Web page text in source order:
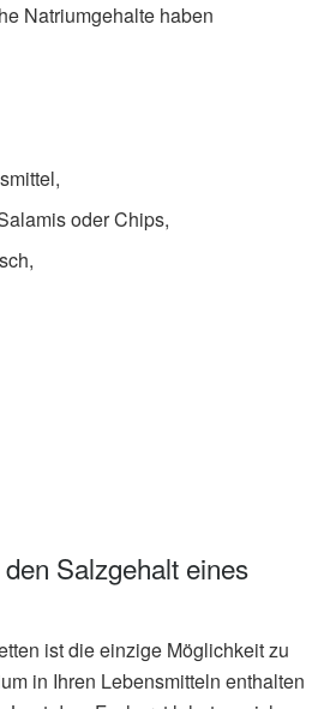
Natriumgehalte haben
oder Chips,
Salzgehalt eines
ist die einzige Möglichkeit zu
in Ihren Lebensmitteln enthalten